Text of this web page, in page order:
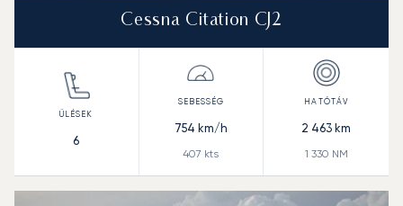
Cessna Citation CJ2
6
754 km/h
407 kts
2 463 km
1 330 NM